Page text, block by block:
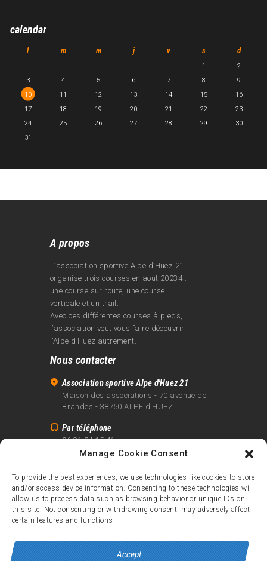
Manage Cookie Consent
To provide the best experiences, we use technologies like cookies to store
and/or access device information. Consenting to these technologies will
allow us to process data such as browsing behavior or unique IDs on
this site. Not consenting or withdrawing consent, may adversely affect
certain features and functions.
Accept
calendar
l m m j v s d
1
2
3
4 5 6 7 8
9
10
11 12 13 14 15
16
17
18 19 20 21 22
23
24
25 26 27 28 29
30
31
A propos
L’association sportive Alpe d’Huez 21
organise trois courses en août 20234 :
une course sur route, une course
verticale et un trail.
Avec ces différentes courses à pieds,
l’association veut vous faire découvrir
l’Alpe d‘Huez autrement.
Nous contacter
Association sportive Alpe d'Huez 21
Maison des associations - 70 avenue de
Brandes - 38750 ALPE d'HUEZ
Par téléphone
06 81 24 15 41
info@alpe21.fr
Mentions légales
Contact
crédits